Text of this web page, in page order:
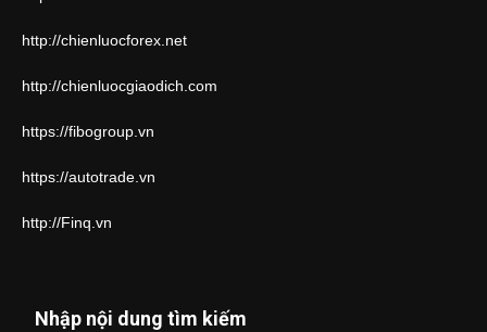
http://chienluocforex.net
http://chienluocgiaodich.com
https://fibogroup.vn
https://autotrade.vn
http://Finq.vn
Nhập nội dung tìm kiếm